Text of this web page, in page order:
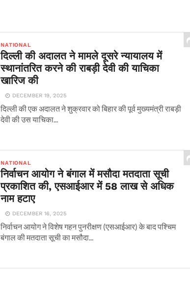
NATIONAL
दिल्ली की अदालत ने मामले दूसरे न्यायालय में
स्थानांतरित करने की राबड़ी देवी की याचिका
खारिज की
DECEMBER 19, 2025
दिल्ली की एक अदालत ने शुक्रवार को बिहार की पूर्व मुख्यमंत्री राबड़ी
देवी की उस याचिका...
NATIONAL
निर्वाचन आयोग ने बंगाल में मसौदा मतदाता सूची
प्रकाशित की, एसआईआर में 58 लाख से अधिक
नाम हटाए
DECEMBER 16, 2025
निर्वाचन आयोग ने विशेष गहन पुनरीक्षण (एसआईआर) के बाद पश्चिम
बंगाल की मतदाता सूची का मसौदा...